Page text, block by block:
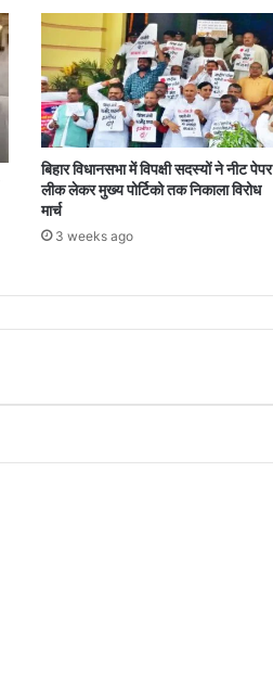
बिहार विधानसभा में विपक्षी सदस्यों ने नीट पेपर
लीक लेकर मुख्य पोर्टिको तक निकाला विरोध
मार्च
3 weeks ago